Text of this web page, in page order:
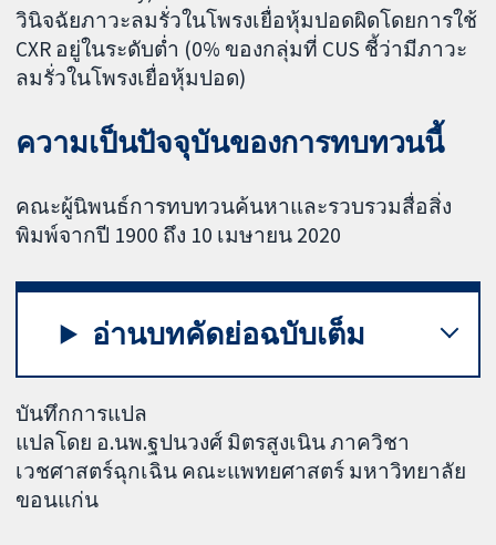
วินิจฉัยภาวะลมรั่วในโพรงเยื่อหุ้มปอดผิดโดยการใช้
CXR อยู่ในระดับต่ำ (0% ของกลุ่มที่ CUS ชี้ว่ามีภาวะ
ลมรั่วในโพรงเยื่อหุ้มปอด)
ความเป็นปัจจุบันของการทบทวนนี้
คณะผู้นิพนธ์การทบทวนค้นหาและรวบรวมสื่อสิ่ง
พิมพ์จากปี 1900 ถึง 10 เมษายน 2020
อ่านบทคัดย่อฉบับเต็ม
บันทึกการแปล
แปลโดย อ.นพ.ฐปนวงศ์ มิตรสูงเนิน ภาควิชา
เวชศาสตร์ฉุกเฉิน คณะแพทยศาสตร์ มหาวิทยาลัย
ขอนแก่น